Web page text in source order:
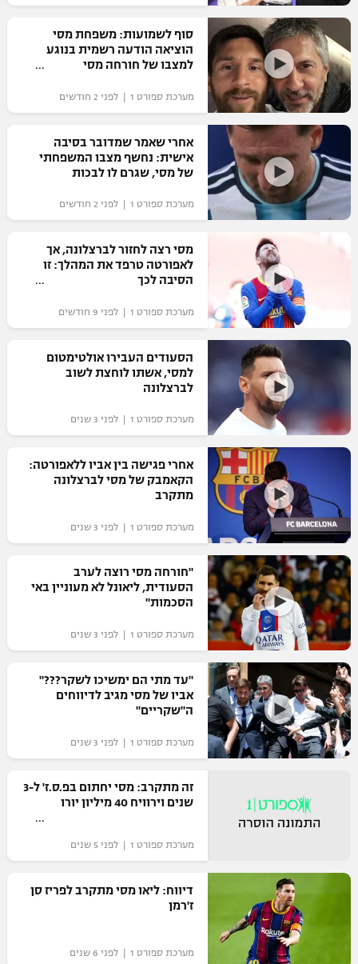
מדיניות פרטיות
תקנון פעילות ספורט 1
רשיון להקרנה פומבית לבית עסק
הצטרפות לחבילת הערוצים
לוח דרושים – ג'ובנט
המגזין
אומנויות לחימה
גיימינג E-Sports
סוף לשמועות: משפחת מסי
הוציאה הודעה רשמית בנוגע
למצבו של חורחה מסי
מערכת ספורט 1 | לפני 2 חודשים
אחרי שאמר שמדובר בסיבה
אישית: נחשף מצבו המשפחתי
של מסי, שגרם לו לבכות
מערכת ספורט 1 | לפני 2 חודשים
מסי רצה לחזור לברצלונה, אך
לאפורטה טרפד את המהלך: זו
הסיבה לכך
מערכת ספורט 1 | לפני 9 חודשים
הסעודים העבירו אולטימטום
למסי, אשתו לוחצת לשוב
לברצלונה
מערכת ספורט 1 | לפני 3 שנים
אחרי פגישה בין אביו ללאפורטה:
הקאמבק של מסי לברצלונה
מתקרב
מערכת ספורט 1 | לפני 3 שנים
"חורחה מסי רוצה לערב
הסעודית, ליאונל לא מעוניין באי
הסכמות"
מערכת ספורט 1 | לפני 3 שנים
"עד מתי הם ימשיכו לשקר???"
אביו של מסי מגיב לדיווחים
ה"שקריים"
מערכת ספורט 1 | לפני 3 שנים
זה מתקרב: מסי יחתום בפ.ס.ז' ל-3
שנים וירוויח 40 מיליון יורו
מערכת ספורט 1 | לפני 5 שנים
דיווח: ליאו מסי מתקרב לפריז סן
ז'רמן
מערכת ספורט 1 | לפני 6 שנים